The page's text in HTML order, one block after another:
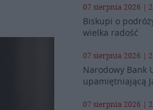
07 sierpnia 2026 |
Biskupi o
wielka radość
07 sierpnia 2026 |
Narodowy Bank
upamiętniającą
07 sierpnia 2026 |